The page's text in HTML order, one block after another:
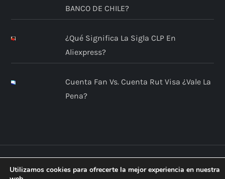
BANCO DE CHILE?
¿Qué Significa La Sigla CLP En
Aliexpress?
Cuenta Fan Vs. Cuenta Rut Visa ¿Vale La
Pena?
Utilizamos cookies para ofrecerte la mejor experiencia en nuestra